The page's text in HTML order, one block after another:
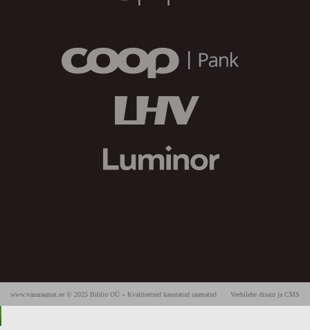
Veebilehe disain ja CMS
www.vanaraamat.ee © 2025 Biblio OÜ » Kvaliteetsed kasutatud raamatud